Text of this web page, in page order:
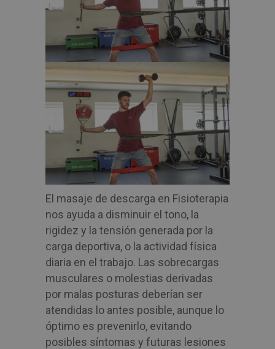
El masaje de descarga en Fisioterapia
nos ayuda a disminuir el tono, la
rigidez y la tensión generada por la
carga deportiva, o la actividad física
diaria en el trabajo. Las sobrecargas
musculares o molestias derivadas
por malas posturas deberían ser
atendidas lo antes posible, aunque lo
óptimo es prevenirlo, evitando
posibles síntomas y futuras lesiones